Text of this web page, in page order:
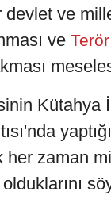
devlet ve
ve Terör
Kütahya
her zaman